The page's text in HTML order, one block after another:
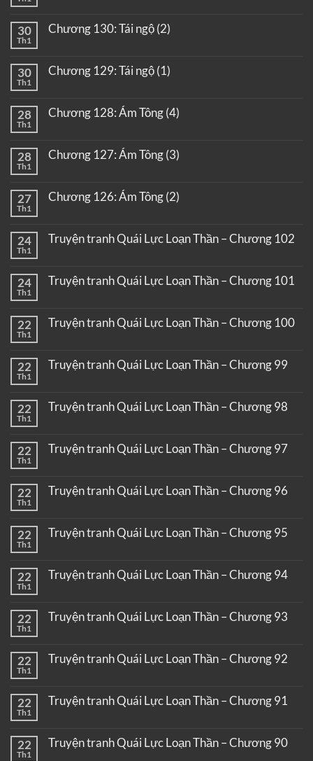
30
Th1
Chương 130: Tái ngộ (2)
30
Th1
Chương 129: Tái ngộ (1)
28
Th1
Chương 128: Ám Tông (4)
28
Th1
Chương 127: Ám Tông (3)
27
Th1
Chương 126: Ám Tông (2)
24
Th1
Truyện tranh Quái Lực Loạn Thần – Chương 102
24
Th1
Truyện tranh Quái Lực Loạn Thần – Chương 101
22
Th1
Truyện tranh Quái Lực Loạn Thần – Chương 100
22
Th1
Truyện tranh Quái Lực Loạn Thần – Chương 99
22
Th1
Truyện tranh Quái Lực Loạn Thần – Chương 98
22
Th1
Truyện tranh Quái Lực Loạn Thần – Chương 97
22
Th1
Truyện tranh Quái Lực Loạn Thần – Chương 96
22
Th1
Truyện tranh Quái Lực Loạn Thần – Chương 95
22
Th1
Truyện tranh Quái Lực Loạn Thần – Chương 94
22
Th1
Truyện tranh Quái Lực Loạn Thần – Chương 93
22
Th1
Truyện tranh Quái Lực Loạn Thần – Chương 92
22
Th1
Truyện tranh Quái Lực Loạn Thần – Chương 91
22
Th1
Truyện tranh Quái Lực Loạn Thần – Chương 90